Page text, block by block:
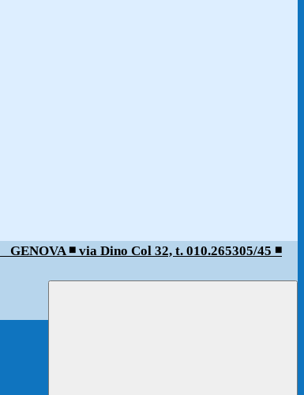
GENOVA ◾️ via Dino Col 32, t. 010.265305/45 ◾️